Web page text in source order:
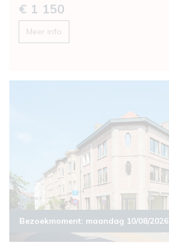
€ 1 150
Meer info
Bezoekmoment: maandag 10/08/2026